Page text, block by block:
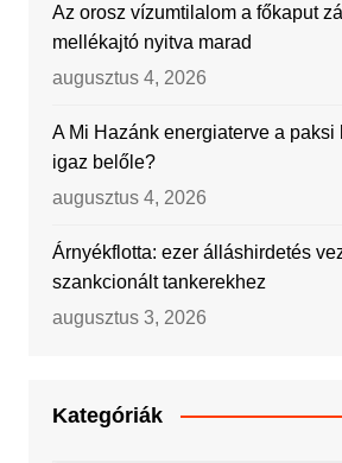
Az orosz vízumtilalom a főkaput
mellékajtó nyitva marad
augusztus 4, 2026
A Mi Hazánk energiaterve a paksi
igaz belőle?
augusztus 4, 2026
Árnyékflotta: ezer álláshirdetés
szankcionált tankerekhez
augusztus 3, 2026
Kategóriák